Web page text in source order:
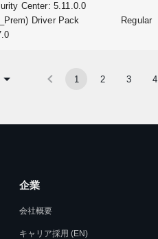
Center: 5.11.0.0
Driver Pack
Regular
1 2 3 4
企業
会社概要
キャリア採用 (EN)